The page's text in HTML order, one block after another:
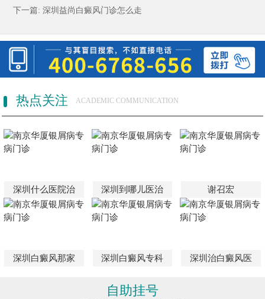
下一篇: 深圳益尚白癜风门诊怎么走
热点关注 ACADEMIC COMMUNICATION
深圳什么医院治 深圳到哪儿医治 谢召宏
深圳白癜风那家 深圳白癜风专科 深圳治白癜风医
自助挂号